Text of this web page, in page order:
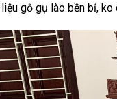
gỗ gụ lào bền bỉ, ko